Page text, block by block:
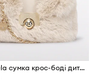
Abel&Lula сумка крос-боді дитяча